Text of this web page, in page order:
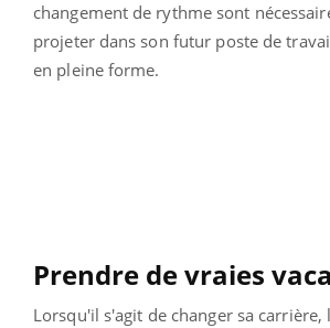
changement de rythme sont
projeter dans son futur poste de
en pleine forme.
Prendre de vraies
Lorsqu'il s'agit de changer sa carrière,